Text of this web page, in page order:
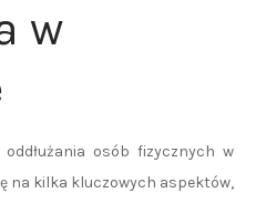
w
osób fizycznych w
na kilka kluczowych aspektów,